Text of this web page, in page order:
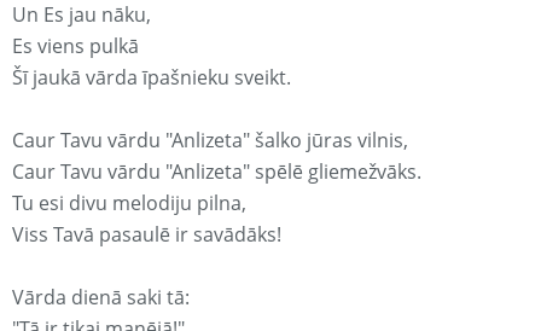
Un Es jau nāku,
Es viens pulkā
Šī jaukā vārda īpašnieku sveikt.
Caur Tavu vārdu "Anlizeta" šalko jūras vilnis,
Caur Tavu vārdu "Anlizeta" spēlē gliemežvāks.
Tu esi divu melodiju pilna,
Viss Tavā pasaulē ir savādāks!
Vārda dienā saki tā: